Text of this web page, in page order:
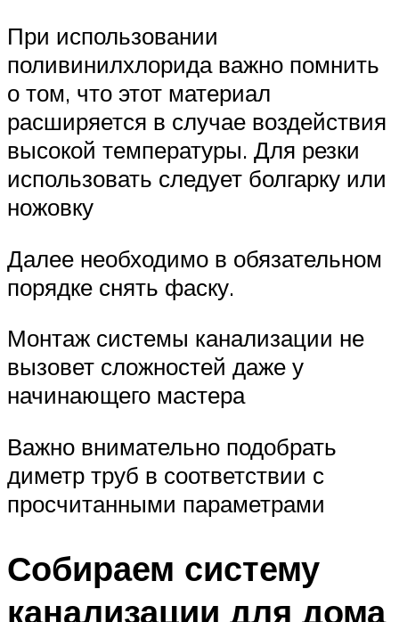
При использовании
поливинилхлорида важно помнить
о том, что этот материал
расширяется в случае воздействия
высокой температуры. Для резки
использовать следует болгарку или
ножовку
Далее необходимо в обязательном
порядке снять фаску.
Монтаж системы канализации не
вызовет сложностей даже у
начинающего мастера
Важно внимательно подобрать
диметр труб в соответствии с
просчитанными параметрами
Собираем систему
канализации для дома